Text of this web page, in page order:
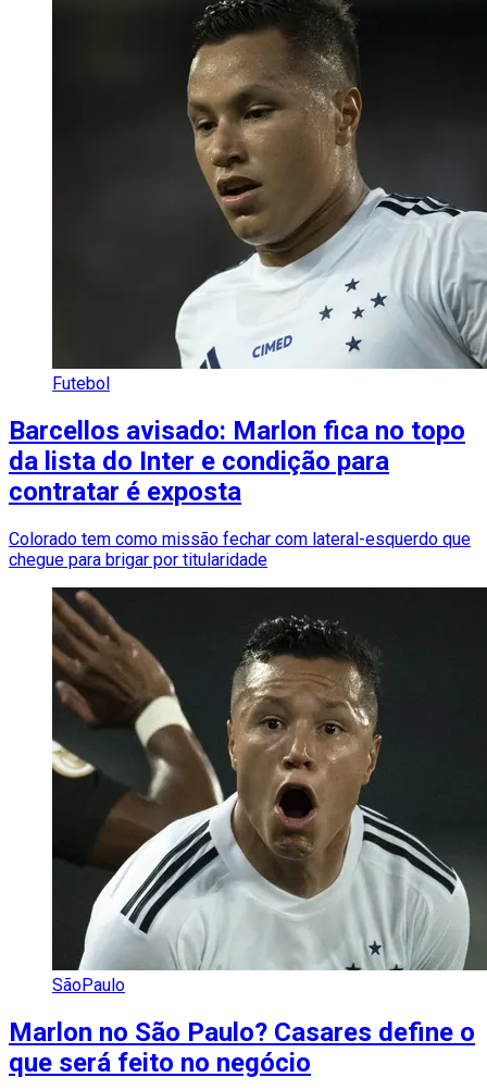
Futebol
Barcellos avisado: Marlon fica no topo
da lista do Inter e condição para
contratar é exposta
Colorado tem como missão fechar com lateral-esquerdo que
chegue para brigar por titularidade
SãoPaulo
Marlon no São Paulo? Casares define o
que será feito no negócio